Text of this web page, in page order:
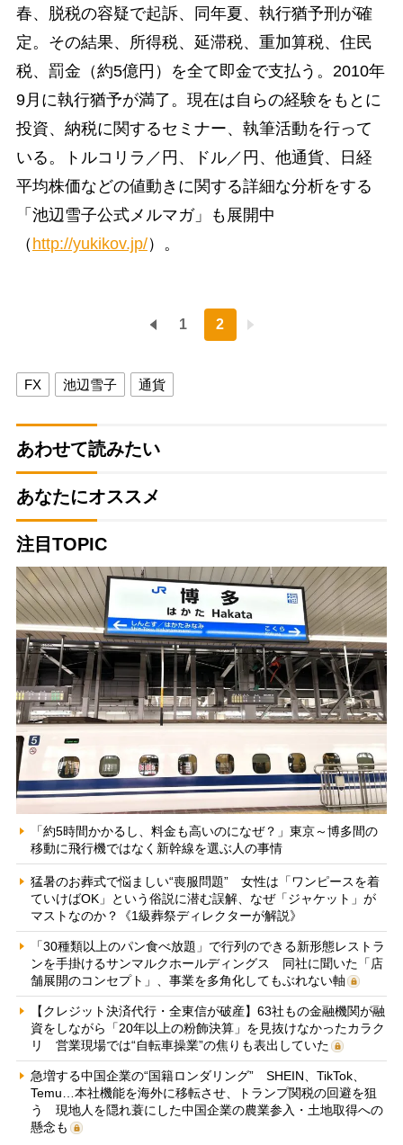
春、脱税の容疑で起訴、同年夏、執行猶予刑が確
定。その結果、所得税、延滞税、重加算税、住民
税、罰金（約5億円）を全て即金で支払う。2010年
9月に執行猶予が満了。現在は自らの経験をもとに
投資、納税に関するセミナー、執筆活動を行って
いる。トルコリラ／円、ドル／円、他通貨、日経
平均株価などの値動きに関する詳細な分析をする
「池辺雪子公式メルマガ」も展開中
（ http://yukikov.jp/）。
1 2
FX 池辺雪子 通貨
あわせて読みたい
あなたにオススメ
注目TOPIC
「約5時間かかるし、料金も高いのになぜ？」東京～博多間の
移動に飛行機ではなく新幹線を選ぶ人の事情
猛暑のお葬式で悩ましい“喪服問題” 女性は「ワンピースを着
ていけばOK」という俗説に潜む誤解、なぜ「ジャケット」が
マストなのか？《1級葬祭ディレクターが解説》
「30種類以上のパン食べ放題」で行列のできる新形態レストラ
ンを手掛けるサンマルクホールディングス 同社に聞いた「店
舗展開のコンセプト」、事業を多角化してもぶれない軸
【クレジット決済代行・全東信が破産】63社もの金融機関が融
資をしながら「20年以上の粉飾決算」を見抜けなかったカラク
リ 営業現場では“自転車操業”の焦りも表出していた
急増する中国企業の“国籍ロンダリング” SHEIN、TikTok、
Temu…本社機能を海外に移転させ、トランプ関税の回避を狙
う 現地人を隠れ蓑にした中国企業の農業参入・土地取得への
懸念も